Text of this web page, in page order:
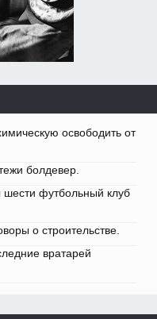
освободить от
болдевер.
шести футбольный клуб
о строительстве.
вратарей